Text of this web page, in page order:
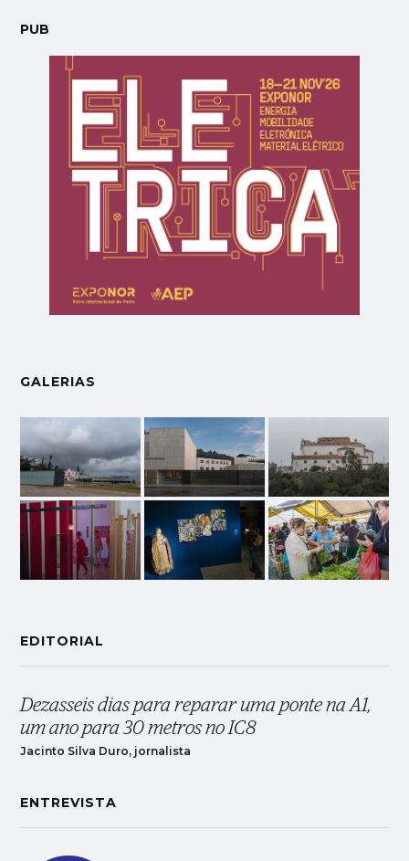
PUB
GALERIAS
EDITORIAL
Dezasseis dias para reparar uma ponte na A1,
um ano para 30 metros no IC8
Jacinto Silva Duro, jornalista
ENTREVISTA